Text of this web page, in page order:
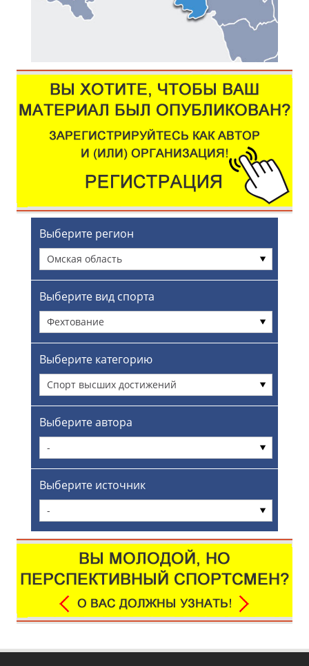
Выберите регион
Омская область
Выберите вид спорта
Фехтование
Выберите категорию
Спорт высших достижений
Выберите автора
-
Выберите источник
-